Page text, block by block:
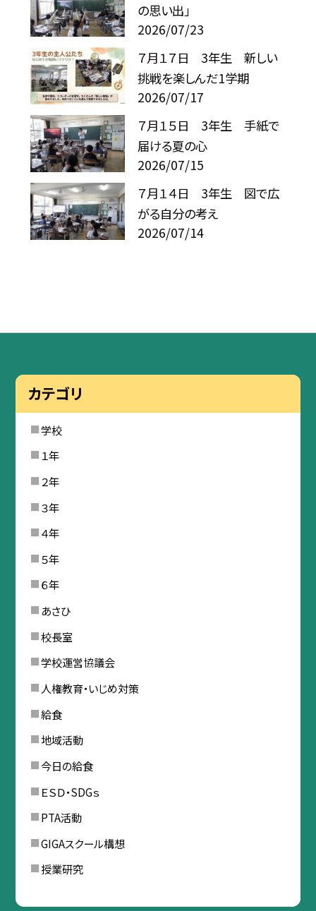
の思い出」
2026/07/23
７月１７日 3年生 新しい
挑戦を楽しんだ1学期
2026/07/17
７月１５日 3年生 手紙で
届ける夏の心
2026/07/15
７月１４日 3年生 図で広
がる自分の考え
2026/07/14
カテゴリ
学校
１年
２年
３年
４年
５年
６年
あさひ
校長室
学校運営協議会
人権教育・いじめ対策
給食
地域活動
今日の給食
ＥＳＤ・SDGｓ
PTA活動
GIGAスクール構想
授業研究